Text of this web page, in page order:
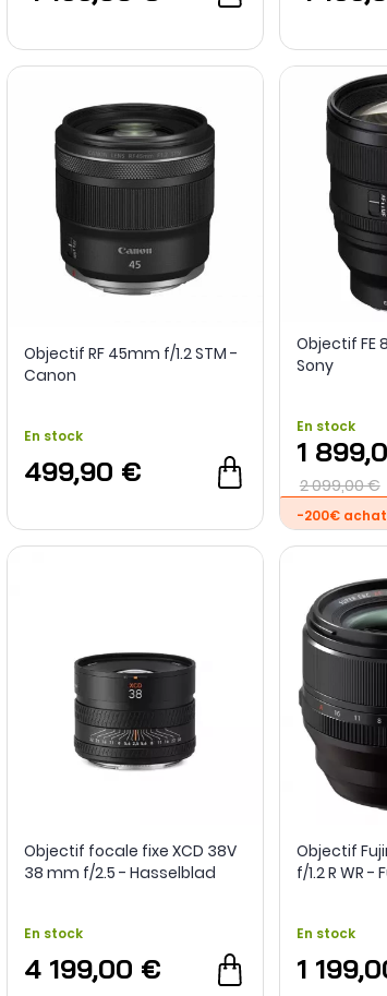
Objectif RF 45mm f/1.2 STM -
Canon
En stock
499,90 €
Objectif FE
Sony
En stock
1
2 099,00 €
-200€
Objectif focale fixe XCD 38V
38 mm f/2.5 - Hasselblad
En stock
4 199,00 €
Objectif
f/1.2 R WR -
En stock
1